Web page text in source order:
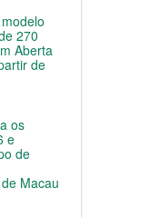
270
Aberta
de
os
e
de
Macau